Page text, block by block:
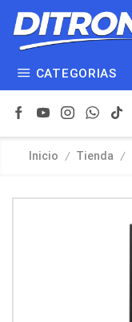
CATEGORIAS
Inicio / Tienda /